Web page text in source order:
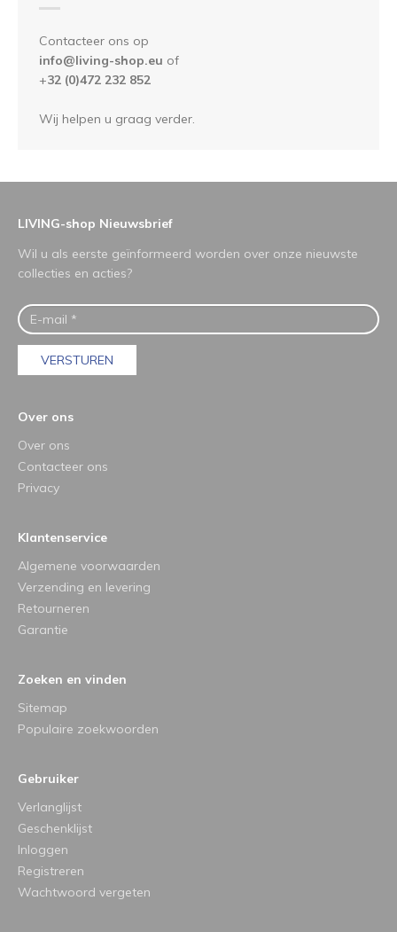
Contacteer ons op
info@living-shop.eu of
+32 (0)472 232 852
Wij helpen u graag verder.
LIVING-shop Nieuwsbrief
Wil u als eerste geïnformeerd worden over onze nieuwste
collecties en acties?
VERSTUREN
Over ons
Over ons
Contacteer ons
Privacy
Klantenservice
Algemene voorwaarden
Verzending en levering
Retourneren
Garantie
Zoeken en vinden
Sitemap
Populaire zoekwoorden
Gebruiker
Verlanglijst
Geschenklijst
Inloggen
Registreren
Wachtwoord vergeten